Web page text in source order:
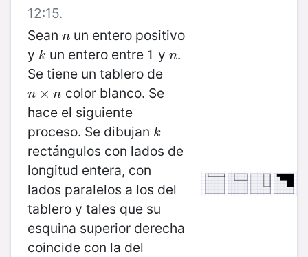
12:15.
Sean n
n un entero positivo
y k
k un entero entre 1
1 y n
n.
Se tiene un tablero de
n × n
n×n
color blanco. Se
hace el siguiente
proceso. Se dibujan k
k
rectángulos con lados de
longitud entera, con
lados paralelos a los del
tablero y tales que su
esquina superior derecha
coincide con la del